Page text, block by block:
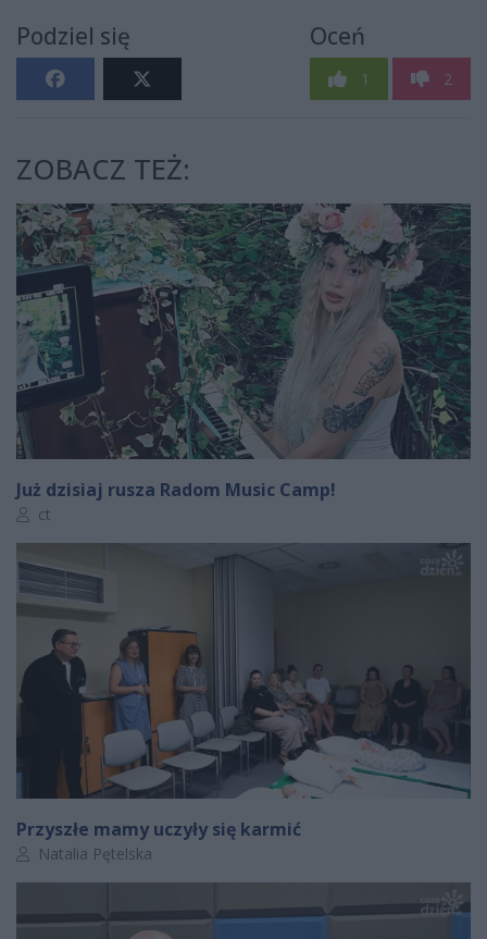
Podziel się Oceń
1 2
ZOBACZ TEŻ:
Już dzisiaj rusza Radom Music Camp!
Autor artykułu:
ct
Przyszłe mamy uczyły się karmić
Autor artykułu:
Natalia Pętelska